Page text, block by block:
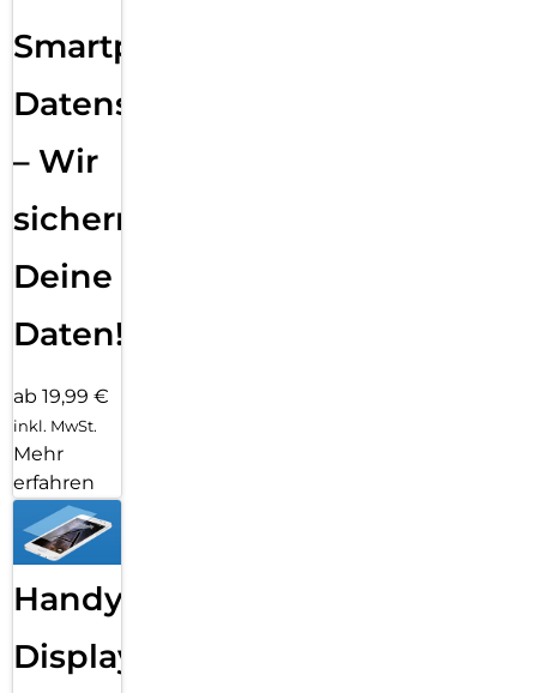
Smartphone
Datensicherung
– Wir
sichern
Deine
Daten!
ab 19,99 €
inkl. MwSt.
Mehr
erfahren
Handy
Displayfolie